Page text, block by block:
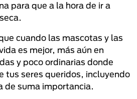
para que a la hora de ir a
cuando las mascotas y las
es mejor, más aún en
y poco ordinarias donde
tus seres queridos, incluyendo
de suma importancia.